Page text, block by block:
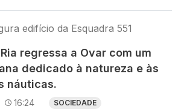
regressa a Ovar com um
dedicado à natureza e às
náuticas.
16:24 SOCIEDADE